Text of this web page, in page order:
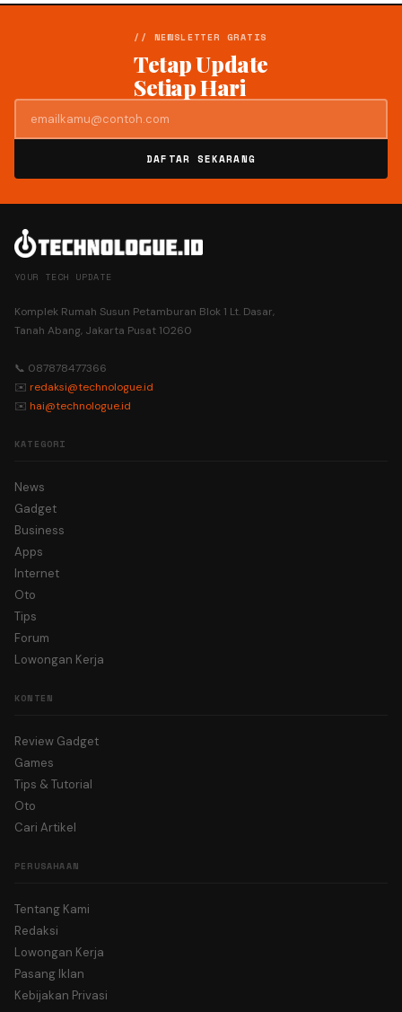
// NEWSLETTER GRATIS
Tetap Update
Setiap Hari
DAFTAR SEKARANG
YOUR TECH UPDATE
Komplek Rumah Susun Petamburan Blok 1 Lt. Dasar,
Tanah Abang, Jakarta Pusat 10260
📞 087878477366
✉️ redaksi@technologue.id
✉️ hai@technologue.id
KATEGORI
News
Gadget
Business
Apps
Internet
Oto
Tips
Forum
Lowongan Kerja
KONTEN
Review Gadget
Games
Tips & Tutorial
Oto
Cari Artikel
PERUSAHAAN
Tentang Kami
Redaksi
Lowongan Kerja
Pasang Iklan
Kebijakan Privasi